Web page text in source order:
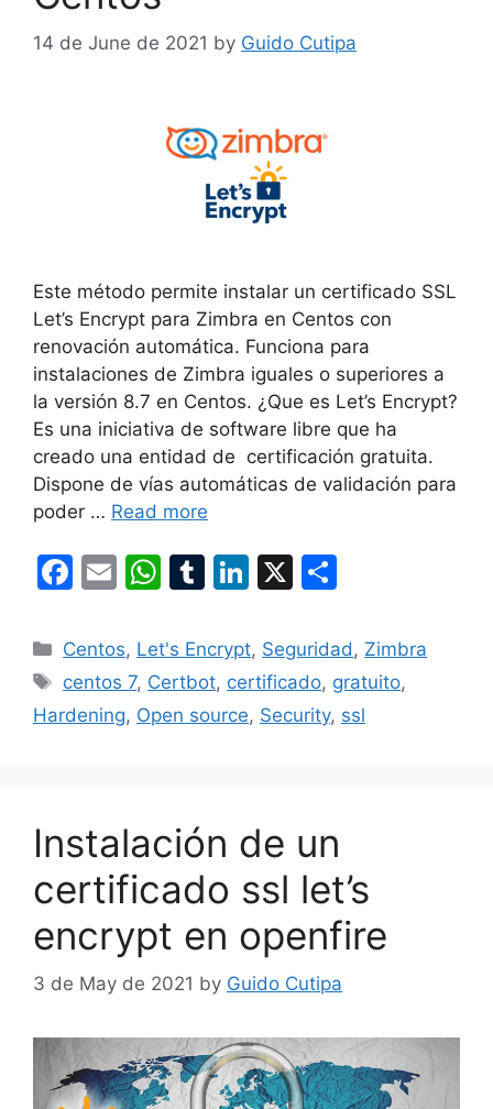
14 de June de 2021 by Guido Cutipa
Este método permite instalar un certificado SSL
Let’s Encrypt para Zimbra en Centos con
renovación automática. Funciona para
instalaciones de Zimbra iguales o superiores a
la versión 8.7 en Centos. ¿Que es Let’s Encrypt?
Es una iniciativa de software libre que ha
creado una entidad de certificación gratuita.
Dispone de vías automáticas de validación para
poder … Read more
F
c
e
b
E
ai
l
W
at
s
A
T
m
bl
r
Li
k
e
dI
X
ar
e
Categories
Centos, Let's Encrypt, Seguridad , Zimbra
Tags
centos 7, Certbot, certificado, gratuito,
Hardening, Open source, Security, ssl
Instalación de un
certificado ssl let’s
encrypt en openfire
3 de May de 2021 by Guido Cutipa